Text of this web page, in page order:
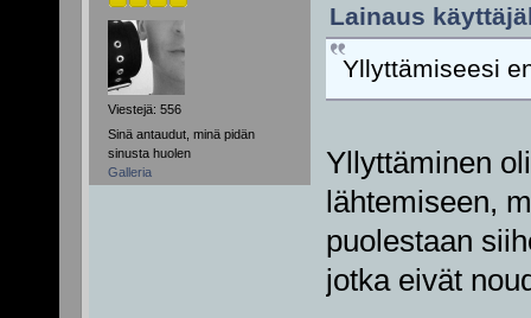
Viestejä: 556
Sinä antaudut, minä pidän
sinusta huolen
Galleria
Lainaus
Yllyttämiseesi
Yllyttäminen
lähtemiseen,
puolestaan
jotka eivät